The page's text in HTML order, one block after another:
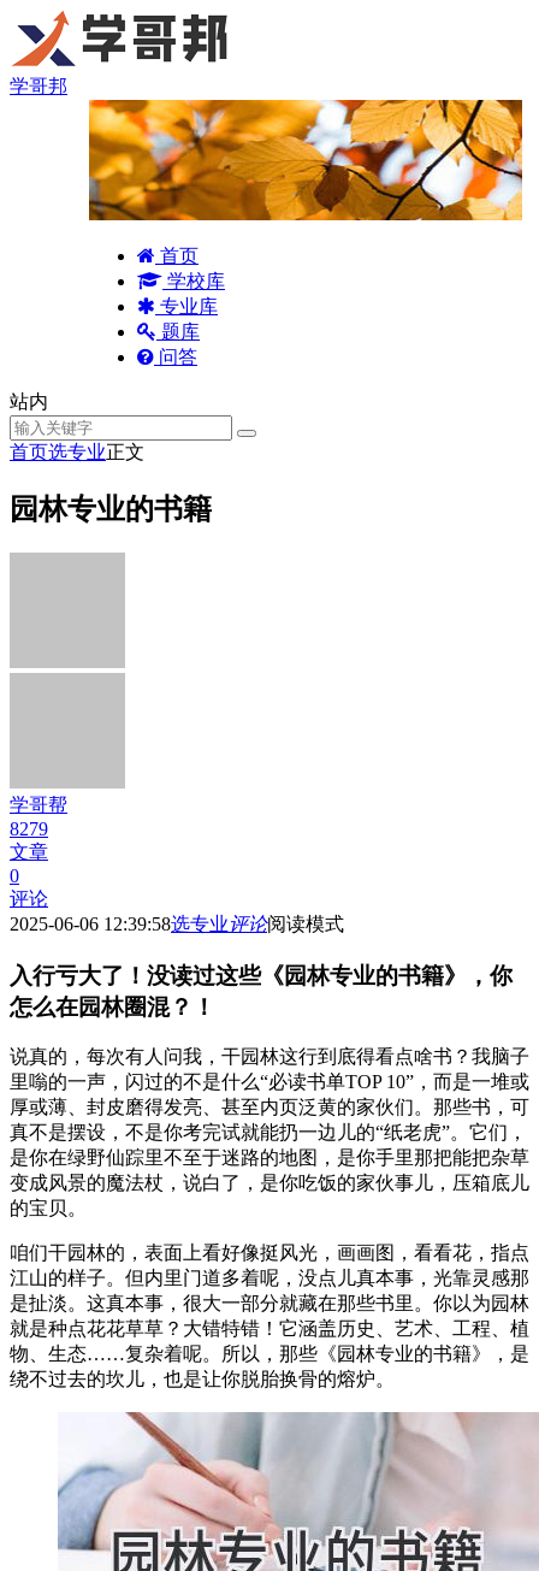
学哥邦
首页
学校库
专业库
题库
问答
站内
首页选专业正文
园林专业的书籍
学哥帮
8279
文章
0
评论
2025-06-06 12:39:58选专业评论阅读模式
入行亏大了！没读过这些《园林专业的书籍》，你
怎么在园林圈混？！
说真的，每次有人问我，干园林这行到底得看点啥书？我脑子
里嗡的一声，闪过的不是什么“必读书单TOP 10”，而是一堆或
厚或薄、封皮磨得发亮、甚至内页泛黄的家伙们。那些书，可
真不是摆设，不是你考完试就能扔一边儿的“纸老虎”。它们，
是你在绿野仙踪里不至于迷路的地图，是你手里那把能把杂草
变成风景的魔法杖，说白了，是你吃饭的家伙事儿，压箱底儿
的宝贝。
咱们干园林的，表面上看好像挺风光，画画图，看看花，指点
江山的样子。但内里门道多着呢，没点儿真本事，光靠灵感那
是扯淡。这真本事，很大一部分就藏在那些书里。你以为园林
就是种点花花草草？大错特错！它涵盖历史、艺术、工程、植
物、生态……复杂着呢。所以，那些《园林专业的书籍》，是
绕不过去的坎儿，也是让你脱胎换骨的熔炉。